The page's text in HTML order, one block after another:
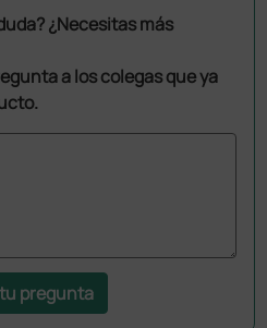
¿Necesitas más
a los colegas que ya
pregunta